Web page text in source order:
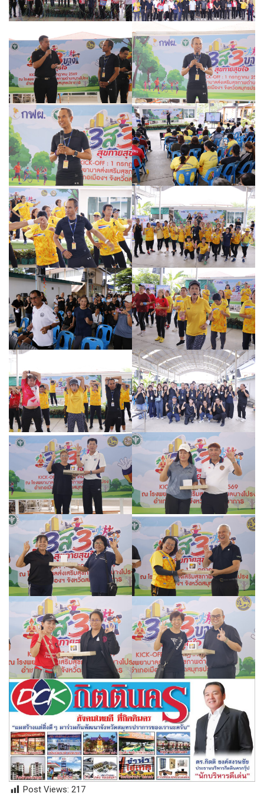
Post Views: 217